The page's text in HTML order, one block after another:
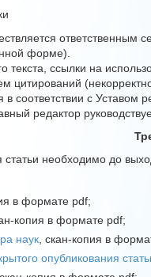
ответственным
форме).
текста, ссылки на
цитирований
соответствии с
редактор
статьи необходимо до
в формате pdf;
копия в формате pdf;
наук , скан-копия в
опубликования